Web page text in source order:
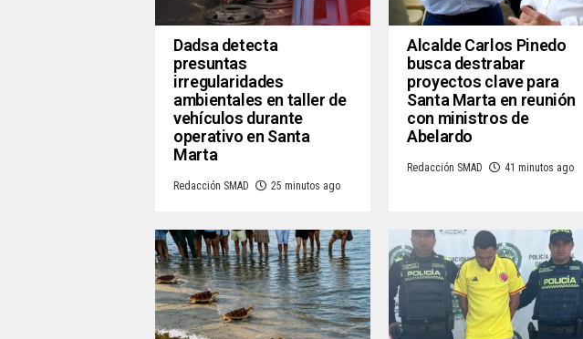
Dadsa detecta
presuntas
irregularidades
ambientales en taller de
vehículos durante
operativo en Santa
Marta
Redacción SMAD 25 minutos ago
Alcalde Carlos Pinedo
busca destrabar
proyectos clave para
Santa Marta en reunión
con ministros de
Abelardo
Redacción SMAD 41 minutos ago